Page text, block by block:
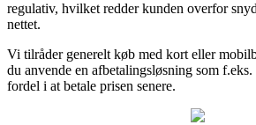
regulativ, hvilket redder kunden overfor
nettet.
Vi tilråder generelt køb med kort eller
du anvende en afbetalingsløsning som
fordel i at betale prisen senere.